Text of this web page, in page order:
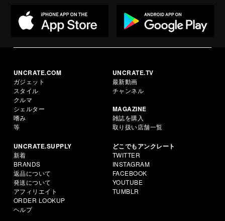
UNCRATE.COM
ガジェット
スタイル
クルマ
シェルター
嗜み
等
UNCRATE.TV
最新動画
チャンネル
MAGAZINE
雑誌を購入
取り扱い店舗一覧
UNCRATE.SUPPLY
新着
BRANDS
返品について
発送について
アフィリエイト
ORDER LOOKUP
ヘルプ
どこでもアンクレート
TWITTER
INSTAGRAM
FACEBOOK
YOUTUBE
TUMBLR